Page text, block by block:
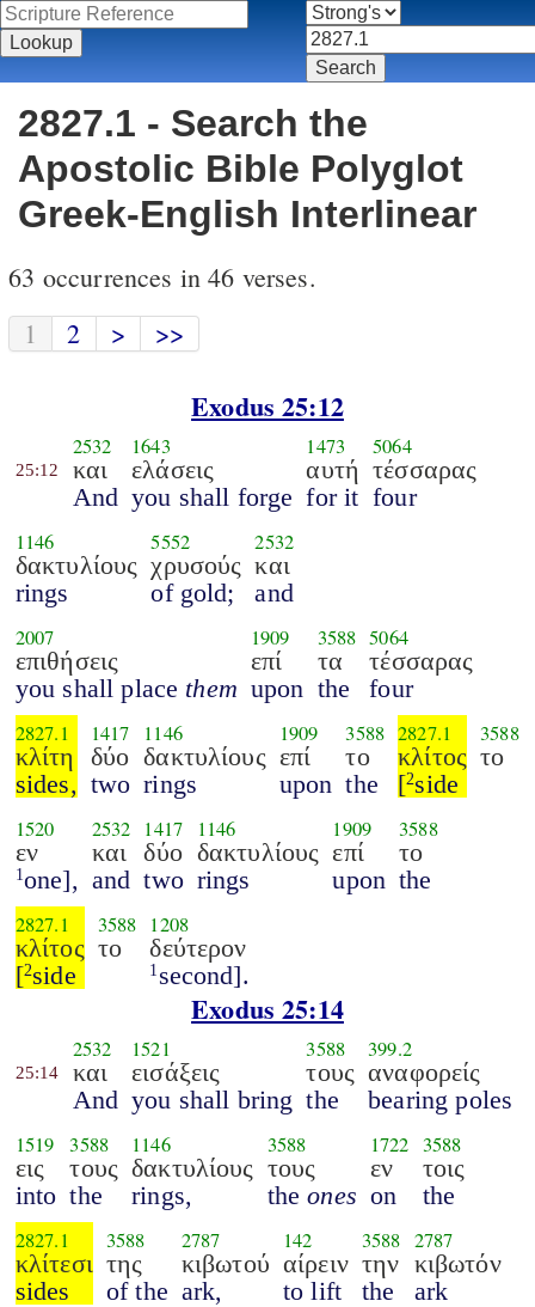
2827.1 - Search the
Apostolic Bible Polyglot
Greek-English Interlinear
63 occurrences in 46 verses.
1
2 > >>
Exodus 25:12
25:12
2532
και
And
1643
ελάσεις
you shall forge
1473
αυτή
for it
5064
τέσσαρας
four
1146
δακτυλίους
rings
5552
χρυσούς
of gold;
2532
και
and
2007
επιθήσεις
you shall place them
1909
επί
upon
3588
τα
the
5064
τέσσαρας
four
2827.1
κλίτη
sides,
1417
δύο
two
1146
δακτυλίους
rings
1909
επί
upon
3588
το
the
2827.1
κλίτος
[2side
3588
το
1520
εν
1 one],
2532
και
and
1417
δύο
two
1146
δακτυλίους
rings
1909
επί
upon
3588
το
the
2827.1
κλίτος
[2side
3588
το
1208
δεύτερον
1 second].
Exodus 25:14
25:14
2532
και
And
1521
εισάξεις
you shall bring
3588
τους
the
399.2
αναφορείς
bearing poles
1519
εις
into
3588
τους
the
1146
δακτυλίους
rings,
3588
τους
theones
1722
εν
on
3588
τοις
the
2827.1
κλίτεσι
sides
3588
της
of the
2787
κιβωτού
ark,
142
αίρειν
to lift
3588
την
the
2787
κιβωτόν
ark